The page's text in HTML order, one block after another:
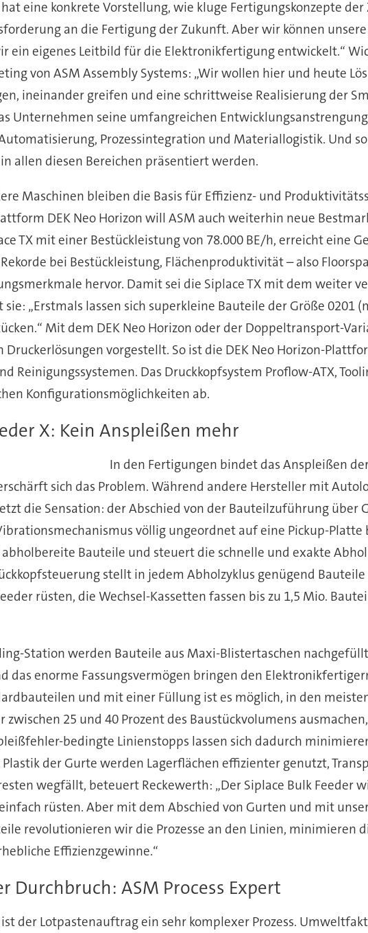
eine konkrete Vorstellung, wie kluge Fertigungskonzepte
an die Fertigung der Zukunft. Aber wir können
ein eigenes Leitbild für die Elektronikfertigung entwickelt.“
von ASM Assembly Systems: „Wir wollen hier und heute
ineinander greifen und eine schrittweise Realisierung der
Unternehmen seine umfangreichen
Prozessintegration und Materiallogistik. Und
allen diesen Bereichen präsentiert werden.
Maschinen bleiben die Basis für Effizienz- und
DEK Neo Horizon will ASM auch weiterhin neue
TX mit einer Bestückleistung von 78.000 BE/h, erreicht eine
Rekorde bei Bestückleistung, Flächenproduktivität – also
hervor. Damit sei die Siplace TX mit dem weiter
sie: „Erstmals lassen sich superkleine Bauteile der Größe
Mit dem DEK Neo Horizon oder der Doppeltransport-
Druckerlösungen vorgestellt. So ist die DEK Neo Horizon-
Reinigungssystemen. Das Druckkopfsystem Proflow-ATX,
Konfigurationsmöglichkeiten ab.
X: Kein Anspleißen mehr
In den Fertigungen bindet das Anspleißen
sich das Problem. Während andere Hersteller mit
die Sensation: der Abschied von der Bauteilzuführung über
völlig ungeordnet auf eine Pickup-
Bauteile und steuert die schnelle und exakte
stellt in jedem Abholzyklus genügend
rüsten, die Wechsel-Kassetten fassen bis zu 1,5 Mio.
Station werden Bauteile aus Maxi-Blistertaschen
das enorme Fassungsvermögen bringen den
und mit einer Füllung ist es möglich, in den
25 und 40 Prozent des Baustückvolumens
bedingte Linienstopps lassen sich dadurch
der Gurte werden Lagerflächen effizienter genutzt,
wegfällt, beteuert Reckewerth: „Der Siplace Bulk Feeder
rüsten. Aber mit dem Abschied von Gurten und mit
revolutionieren wir die Prozesse an den Linien, minimieren
Effizienzgewinne.“
Durchbruch: ASM Process Expert
der Lotpastenauftrag ein sehr komplexer Prozess.